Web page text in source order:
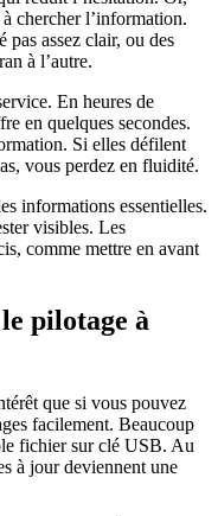
chercher l’information.
assez clair, ou des
à l’autre.
En heures de
en quelques secondes.
Si elles défilent
vous perdez en fluidité.
informations essentielles.
visibles. Les
comme mettre en avant
pilotage à
que si vous pouvez
facilement. Beaucoup
fichier sur clé USB. Au
à jour deviennent une